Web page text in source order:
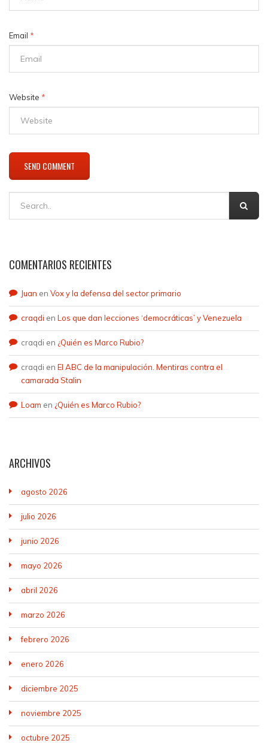
Email *
Website *
COMENTARIOS RECIENTES
Juan en Vox y la defensa del sector primario
craqdi en Los que dan lecciones ‘democráticas’ y Venezuela
craqdi en ¿Quién es Marco Rubio?
craqdi en El ABC de la manipulación. Mentiras contra el
camarada Stalin
Loam en ¿Quién es Marco Rubio?
ARCHIVOS
agosto 2026
julio 2026
junio 2026
mayo 2026
abril 2026
marzo 2026
febrero 2026
enero 2026
diciembre 2025
noviembre 2025
octubre 2025